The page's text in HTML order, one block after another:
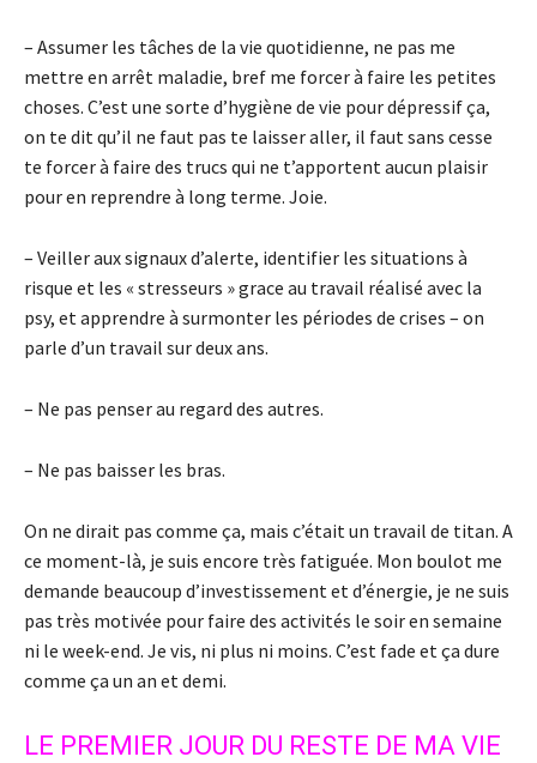
– Assumer les tâches de la vie quotidienne, ne pas me
mettre en arrêt maladie, bref me forcer à faire les petites
choses. C’est une sorte d’hygiène de vie pour dépressif ça,
on te dit qu’il ne faut pas te laisser aller, il faut sans cesse
te forcer à faire des trucs qui ne t’apportent aucun plaisir
pour en reprendre à long terme. Joie.
– Veiller aux signaux d’alerte, identifier les situations à
risque et les « stresseurs » grace au travail réalisé avec la
psy, et apprendre à surmonter les périodes de crises – on
parle d’un travail sur deux ans.
– Ne pas penser au regard des autres.
– Ne pas baisser les bras.
On ne dirait pas comme ça, mais c’était un travail de titan. A
ce moment-là, je suis encore très fatiguée. Mon boulot me
demande beaucoup d’investissement et d’énergie, je ne suis
pas très motivée pour faire des activités le soir en semaine
ni le week-end. Je vis, ni plus ni moins. C’est fade et ça dure
comme ça un an et demi.
LE PREMIER JOUR DU RESTE DE MA VIE